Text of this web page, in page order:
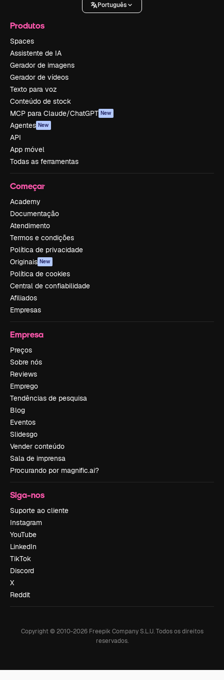
Português
Produtos
Spaces
Assistente de IA
Gerador de imagens
Gerador de vídeos
Texto para voz
Conteúdo de stock
MCP para Claude/ChatGPT New
Agentes New
API
App móvel
Todas as ferramentas
Começar
Academy
Documentação
Atendimento
Termos e condições
Política de privacidade
Originais New
Política de cookies
Central de confiabilidade
Afiliados
Empresas
Empresa
Preços
Sobre nós
Reviews
Emprego
Tendências de pesquisa
Blog
Eventos
Slidesgo
Vender conteúdo
Sala de imprensa
Procurando por magnific.ai?
Siga-nos
Suporte ao cliente
Instagram
YouTube
LinkedIn
TikTok
Discord
X
Reddit
Copyright © 2010-2026Freepik Company S.L.U. Todos os direitos
reservados.